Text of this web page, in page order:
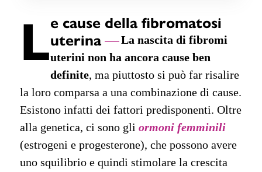
Le cause della fibromatosi
uterina
La nascita di fibromi
uterini non ha ancora cause ben
definite, ma piuttosto si può far risalire
la loro comparsa a una combinazione di cause.
Esistono infatti dei fattori predisponenti. Oltre
alla genetica, ci sono gli ormoni femminili
(estrogeni e progesterone), che possono avere
uno squilibrio e quindi stimolare la crescita